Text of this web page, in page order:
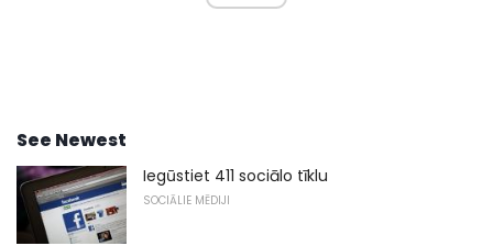
See Newest
Iegūstiet 411 sociālo tīklu
SOCIĀLIE MĒDIJI